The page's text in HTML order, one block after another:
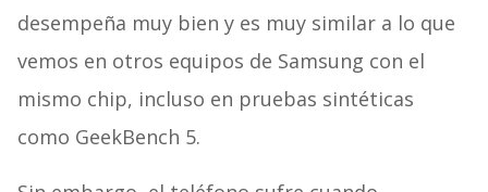
desempeña muy bien y es muy similar a lo que
vemos en otros equipos de Samsung con el
mismo chip, incluso en pruebas sintéticas
como GeekBench 5.